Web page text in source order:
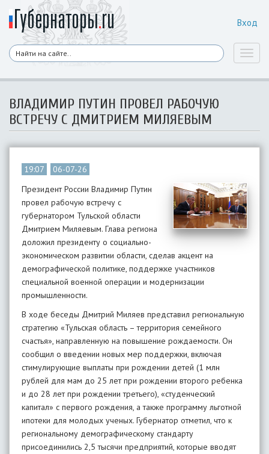
Вход
ВЛАДИМИР ПУТИН ПРОВЕЛ РАБОЧУЮ
ВСТРЕЧУ С ДМИТРИЕМ МИЛЯЕВЫМ
19:07
06-07-26
Президент России Владимир Путин
провел рабочую встречу с
губернатором Тульской области
Дмитрием Миляевым. Глава региона
доложил президенту о социально-
экономическом развитии области, сделав акцент на
демографической политике, поддержке участников
специальной военной операции и модернизации
промышленности.
В ходе беседы Дмитрий Миляев представил региональную
стратегию «Тульская область – территория семейного
счастья», направленную на повышение рождаемости. Он
сообщил о введении новых мер поддержки, включая
стимулирующие выплаты при рождении детей (1 млн
рублей для мам до 25 лет при рождении второго ребенка
и до 28 лет при рождении третьего), «студенческий
капитал» с первого рождения, а также программу льготной
ипотеки для молодых ученых. Губернатор отметил, что к
региональному демографическому стандарту
присоединились 2,5 тысячи предприятий, которые вводят